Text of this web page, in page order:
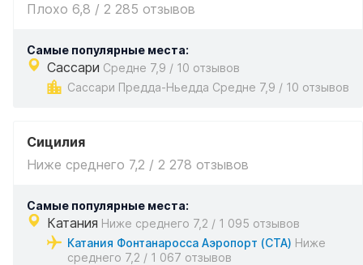
Плохо 6,8 / 2 285 отзывов
Самые популярные места:
Сассари Средне 7,9 / 10 отзывов
Сассари Предда-Ньедда Средне 7,9 / 10 отзывов
Сицилия
Ниже среднего 7,2 / 2 278 отзывов
Самые популярные места:
Катания Ниже среднего 7,2 / 1 095 отзывов
Катания Фонтанаросса Аэропорт (CTA) Ниже
среднего 7,2 / 1 067 отзывов